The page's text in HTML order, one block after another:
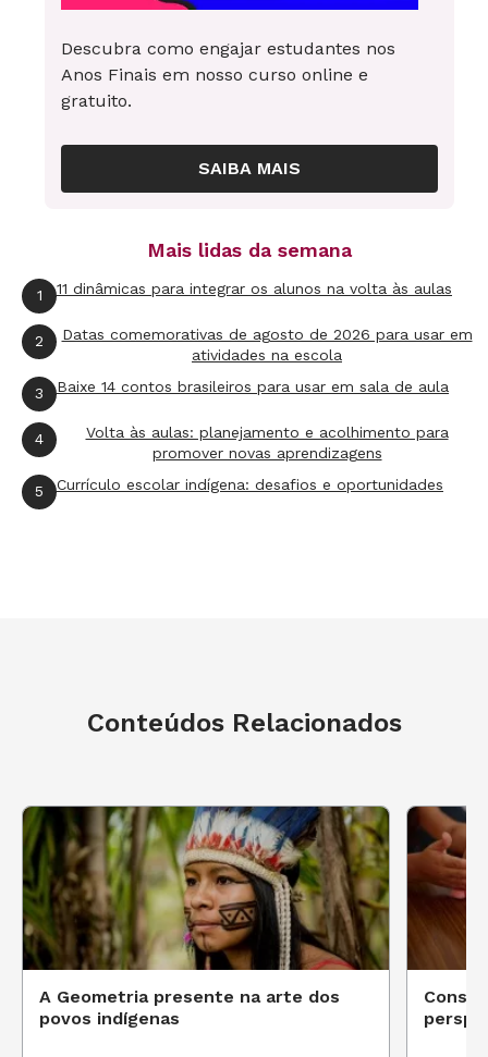
Descubra como engajar estudantes nos
Anos Finais em nosso curso online e
gratuito.
SAIBA MAIS
Mais lidas da semana
1 11 dinâmicas para integrar os alunos na volta às aulas
2
Datas comemorativas de agosto de 2026 para usar em
atividades na escola
3 Baixe 14 contos brasileiros para usar em sala de aula
4
Volta às aulas: planejamento e acolhimento para
promover novas aprendizagens
5 Currículo escolar indígena: desafios e oportunidades
Conteúdos Relacionados
A Geometria presente na arte dos
povos indígenas